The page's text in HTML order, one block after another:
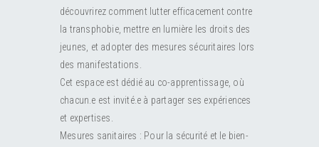
découvrirez comment lutter efficacement contre
la transphobie, mettre en lumière les droits des
jeunes, et adopter des mesures sécuritaires lors
des manifestations.
Cet espace est dédié au co-apprentissage, où
chacun.e est invité.e à partager ses expériences
et expertises.
Mesures sanitaires : Pour la sécurité et le bien-